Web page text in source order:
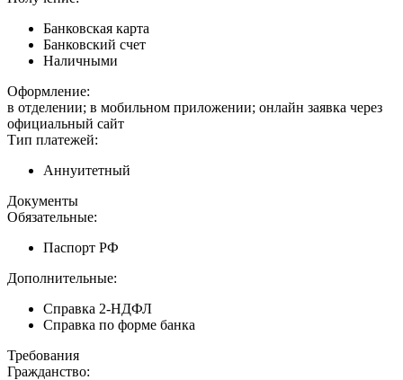
Банковская карта
Банковский счет
Наличными
Оформление:
в отделении; в мобильном приложении; онлайн заявка через
официальный сайт
Тип платежей:
Аннуитетный
Документы
Обязательные:
Паспорт РФ
Дополнительные:
Справка 2-НДФЛ
Справка по форме банка
Требования
Гражданство: